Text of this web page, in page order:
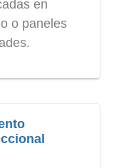
en
o paneles